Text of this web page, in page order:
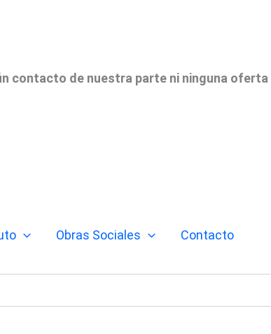
contacto de nuestra parte ni ninguna oferta
Obras Sociales Contacto